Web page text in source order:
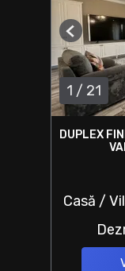
1 / 21
DUPLEX
Casă /